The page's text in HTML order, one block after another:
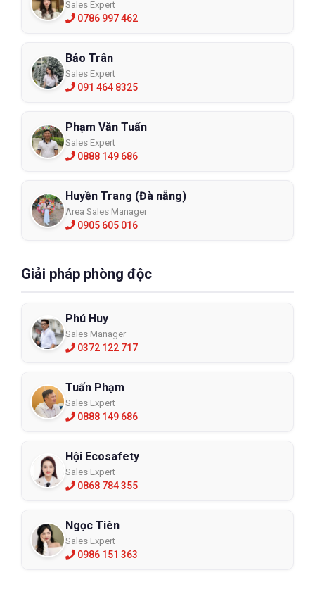
Sales Expert
0786 997 462
Bảo Trân
Sales Expert
091 464 8325
Phạm Văn Tuấn
Sales Expert
0888 149 686
Huyền Trang (Đà nẵng)
Area Sales Manager
0905 605 016
Giải pháp phòng độc
Phú Huy
Sales Manager
0372 122 717
Tuấn Phạm
Sales Expert
0888 149 686
Hội Ecosafety
Sales Expert
0868 784 355
Ngọc Tiên
Sales Expert
0986 151 363